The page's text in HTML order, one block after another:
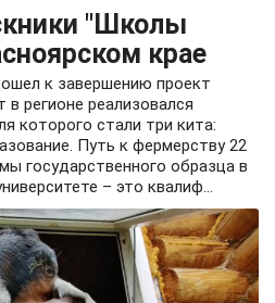
"Школы
крае
к завершению проект
регионе реализовался
которого стали три кита:
Путь к фермерству 22
государственного образца в
– это квалиф...